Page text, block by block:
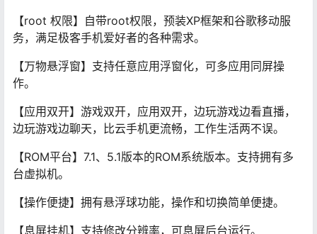
【root 权限】自带root权限，预装XP框架和谷歌移动服
务，满足极客手机爱好者的各种需求。
【万物悬浮窗】支持任意应用浮窗化，可多应用同屏操
作。
【应用双开】游戏双开，应用双开，边玩游戏边看直播，
边玩游戏边聊天，比云手机更流畅，工作生活两不误。
【ROM平台】7.1、5.1版本的ROM系统版本。支持拥有多
台虚拟机。
【操作便捷】拥有悬浮球功能，操作和切换简单便捷。
【息屏挂机】支持修改分辨率，可息屏后台运行。